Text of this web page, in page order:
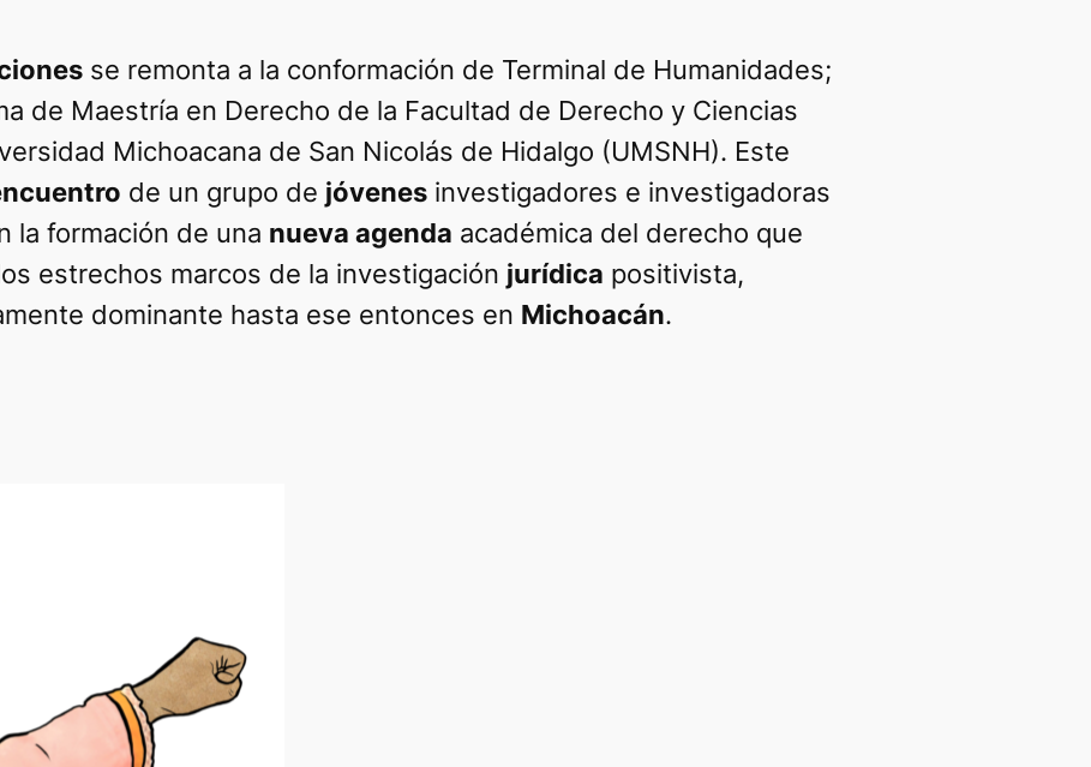
se remonta a la conformación de Terminal de Humanidades;
de Maestría en Derecho de la Facultad de Derecho y Ciencias
Michoacana de San Nicolás de Hidalgo (UMSNH). Este
de un grupo de jóvenesinvestigadores e investigadoras
la formación de una nueva agenda académica del derecho que
estrechos marcos de la investigación jurídica positivista,
dominante hasta ese entonces en Michoacán.